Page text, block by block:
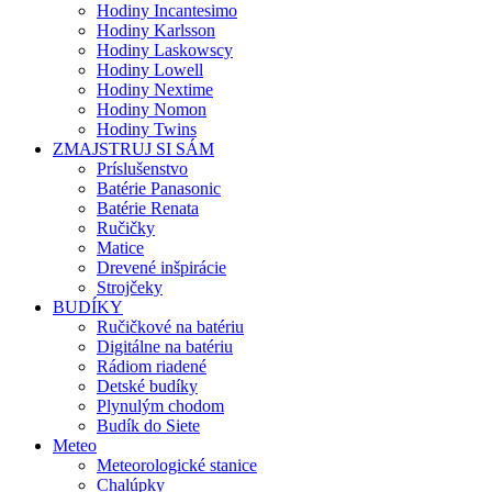
Hodiny Incantesimo
Hodiny Karlsson
Hodiny Laskowscy
Hodiny Lowell
Hodiny Nextime
Hodiny Nomon
Hodiny Twins
ZMAJSTRUJ SI SÁM
Príslušenstvo
Batérie Panasonic
Batérie Renata
Ručičky
Matice
Drevené inšpirácie
Strojčeky
BUDÍKY
Ručičkové na batériu
Digitálne na batériu
Rádiom riadené
Detské budíky
Plynulým chodom
Budík do Siete
Meteo
Meteorologické stanice
Chalúpky